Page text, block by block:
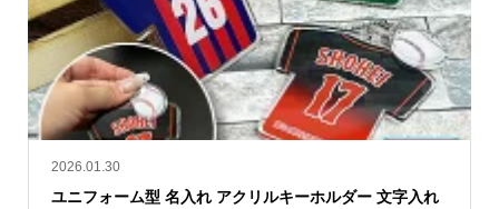
2026.01.30
ユニフォーム型 名入れ アクリルキーホルダー 文字入れ